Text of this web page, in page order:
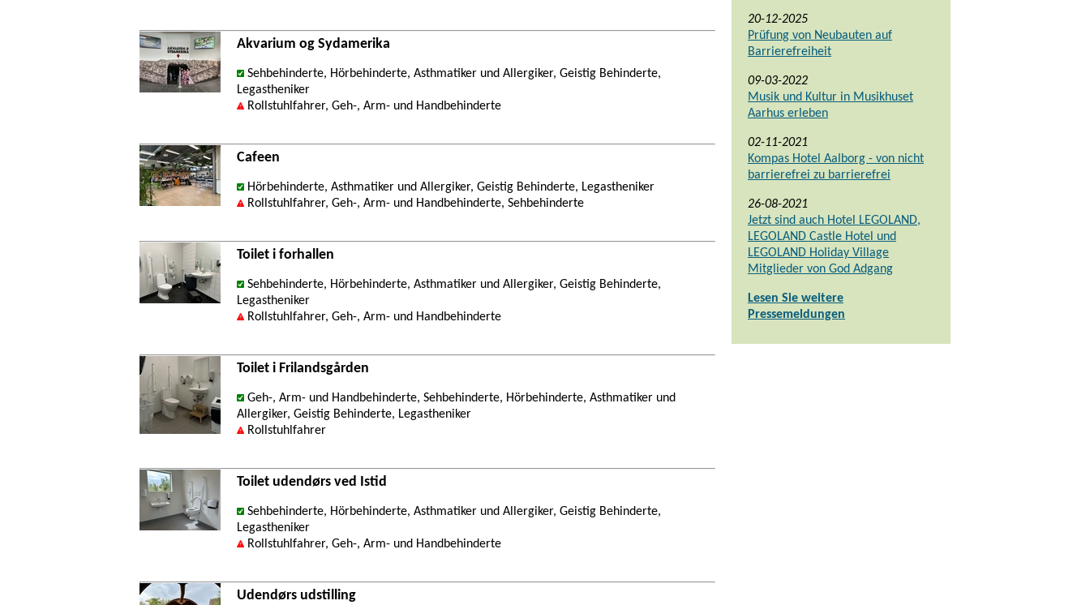
Akvarium og Sydamerika
Sehbehinderte, Hörbehinderte, Asthmatiker und Allergiker, Geistig Behinderte,
Legastheniker
Rollstuhlfahrer, Geh-, Arm- und Handbehinderte
Cafeen
Hörbehinderte, Asthmatiker und Allergiker, Geistig Behinderte, Legastheniker
Rollstuhlfahrer, Geh-, Arm- und Handbehinderte, Sehbehinderte
Toilet i forhallen
Sehbehinderte, Hörbehinderte, Asthmatiker und Allergiker, Geistig Behinderte,
Legastheniker
Rollstuhlfahrer, Geh-, Arm- und Handbehinderte
Toilet i Frilandsgården
Geh-, Arm- und Handbehinderte, Sehbehinderte, Hörbehinderte, Asthmatiker und
Allergiker, Geistig Behinderte, Legastheniker
Rollstuhlfahrer
Toilet udendørs ved Istid
Sehbehinderte, Hörbehinderte, Asthmatiker und Allergiker, Geistig Behinderte,
Legastheniker
Rollstuhlfahrer, Geh-, Arm- und Handbehinderte
Udendørs udstilling
20-12-2025
Prüfung von Neubauten auf
Barrierefreiheit
09-03-2022
Musik und Kultur in Musikhuset
Aarhus erleben
02-11-2021
Kompas Hotel Aalborg - von nicht
barrierefrei zu barrierefrei
26-08-2021
Jetzt sind auch Hotel LEGOLAND,
LEGOLAND Castle Hotel und
LEGOLAND Holiday Village
Mitglieder von God Adgang
Lesen Sie weitere
Pressemeldungen